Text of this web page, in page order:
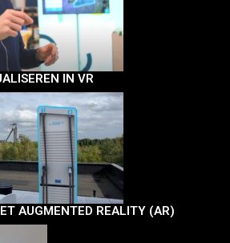
IN VR
AUGMENTED REALITY (AR)